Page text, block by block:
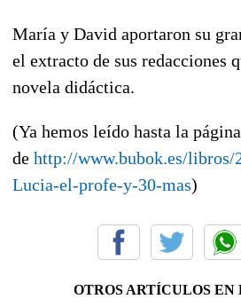
María y David aportaron su
el extracto de sus redacciones
novela didáctica.
(Ya hemos leído hasta la
de http://www.bubok.es/libros/
Lucia-el-profe-y-30-mas)
OTROS ARTÍCULOS EN